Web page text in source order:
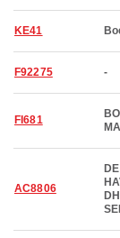
KE41
F92275 -
FI681
AC8806
DE